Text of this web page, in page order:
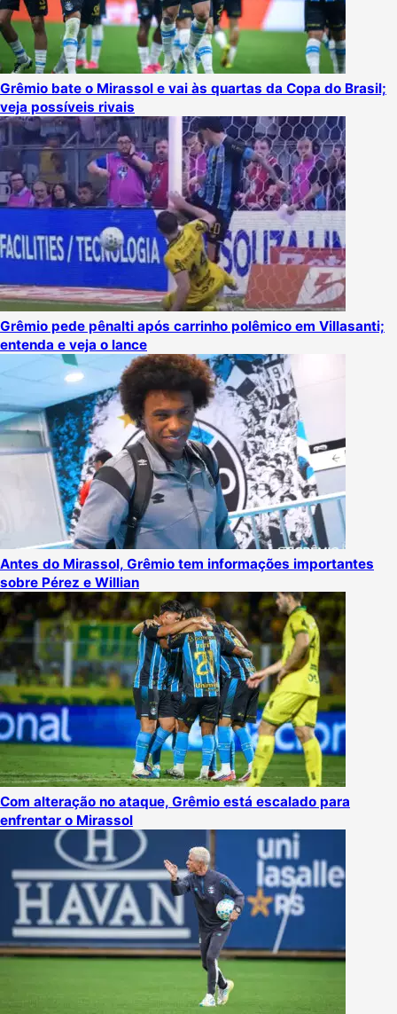
Grêmio bate o Mirassol e vai às quartas da Copa do Brasil;
veja possíveis rivais
Grêmio pede pênalti após carrinho polêmico em Villasanti;
entenda e veja o lance
Antes do Mirassol, Grêmio tem informações importantes
sobre Pérez e Willian
Com alteração no ataque, Grêmio está escalado para
enfrentar o Mirassol